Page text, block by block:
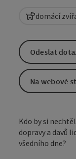
domácí
Kdo by si
dopravy a davů
všedního dne?
Odeslat
Na webové